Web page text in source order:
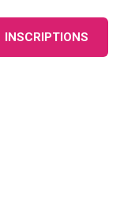
INSCRIPTIONS